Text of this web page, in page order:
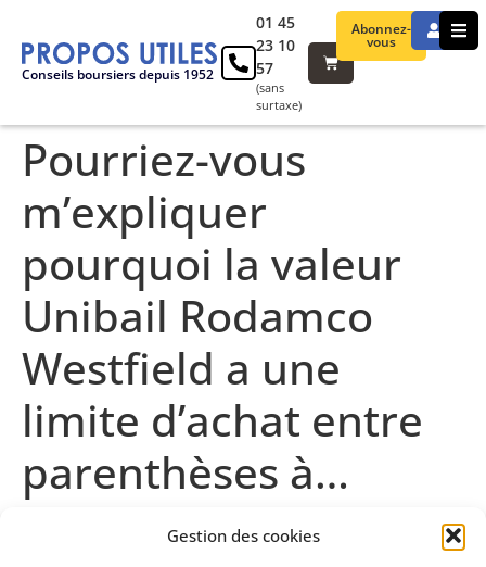
Gestion des cookies
Conseils boursiers depuis 1952
Abonnez-
vous
01 45
23 10
57
(sans
surtaxe)
Pourriez-vous
m’expliquer
pourquoi la valeur
Unibail Rodamco
Westfield a une
limite d’achat entre
parenthèses à…
Contenu abonnés